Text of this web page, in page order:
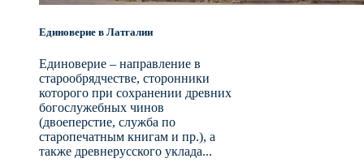
Единоверие в Латгалии
Единоверие – направление в
старообрядчестве, сторонники
которого при сохранении древних
богослужебных чинов
(двоеперстие, служба по
старопечатным книгам и пр.), а
также древнерусского уклада...